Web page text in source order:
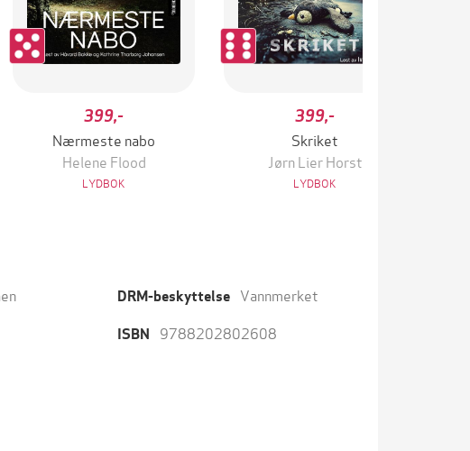
399,-
Nærmeste nabo
Helene Flood
LYDBOK
399,-
Skriket
Jørn Lier Horst
LYDBOK
DRM-beskyttelse Vannmerket
ISBN 9788202802608